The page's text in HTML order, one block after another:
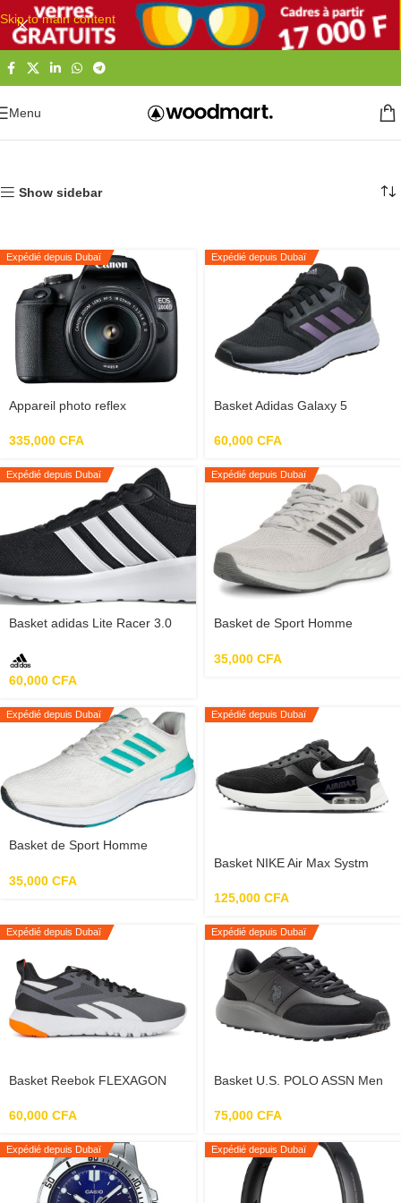
Skip to main content
Menu
Show sidebar
Expédié depuis Dubaï
Appareil photo reflex
avec EFS avec kit d’objectif 18-
335,000 CFA
Expédié depuis Dubaï
Basket Adidas Galaxy 5
60,000 CFA
Expédié depuis Dubaï
Basket adidas Lite Racer 3.0
60,000 CFA
Expédié depuis Dubaï
Basket de Sport Homme
35,000 CFA
Expédié depuis Dubaï
Basket de Sport Homme
35,000 CFA
Expédié depuis Dubaï
Basket NIKE Air Max Systm
125,000 CFA
Expédié depuis Dubaï
Basket Reebok FLEXAGON
60,000 CFA
Expédié depuis Dubaï
Basket U.S. POLO ASSN Men
Sneakers
75,000 CFA
Expédié depuis Dubaï Expédié depuis Dubaï